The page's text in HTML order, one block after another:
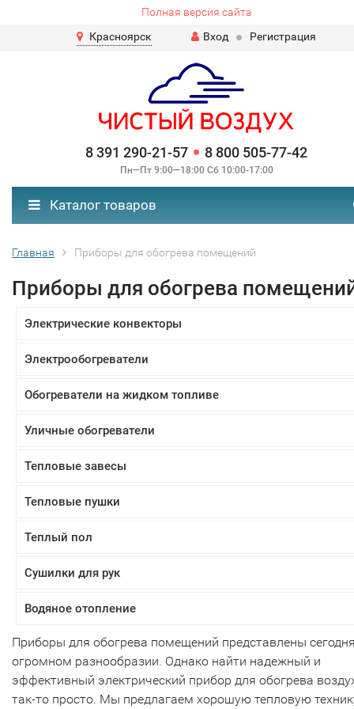
Полная версия сайта
Красноярск
Вход Регистрация
8 391 290-21-57 8 800 505-77-42
Пн—Пт 9:00—18:00 Сб 10:00-17:00
Каталог товаров
Главная Приборы для обогрева помещений
Приборы для обогрева
Электрические конвекторы
Электрообогреватели
Обогреватели на жидком топливе
Уличные обогреватели
Тепловые завесы
Тепловые пушки
Теплый пол
Сушилки для рук
Водяное отопление
Приборы для обогрева помещений представлены
огромном разнообразии. Однако найти надежный и
эффективный электрический прибор для обогрева
так-то просто. Мы предлагаем хорошую тепловую